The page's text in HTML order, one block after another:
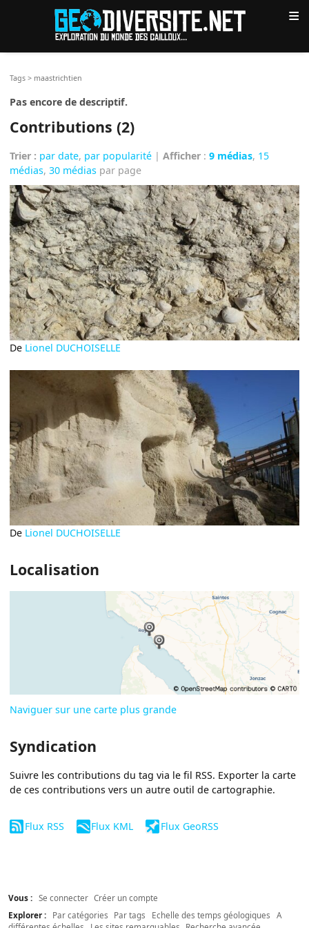
≡
Tags > maastrichtien
Pas encore de descriptif.
Contributions (2)
Trier : par date, par popularité |Afficher :9 médias, 15
médias,30 médias par page
De Lionel DUCHOISELLE
De Lionel DUCHOISELLE
Localisation
Naviguer sur une carte plus grande
Syndication
Suivre les contributions du tag via le fil RSS. Exporter la carte
de ces contributions vers un autre outil de cartographie.
Flux RSS Flux KML Flux GeoRSS
Vous : Se connecter Créer un compte
Explorer :
Par catégories Par tags Echelle des temps géologiques
A